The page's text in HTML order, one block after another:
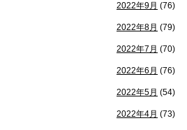
2022年9月 (76)
2022年8月 (79)
2022年7月 (70)
2022年6月 (76)
2022年5月 (54)
2022年4月 (73)